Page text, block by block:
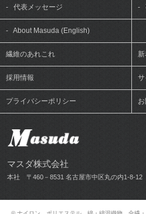
- 代表メッセージ -
- About Masuda (English)
繊維のあれこれ
採用情報
プライバシーポリシー
マスダ株式会社
本社 〒460－8531 名古屋市中区丸の内1-8-12